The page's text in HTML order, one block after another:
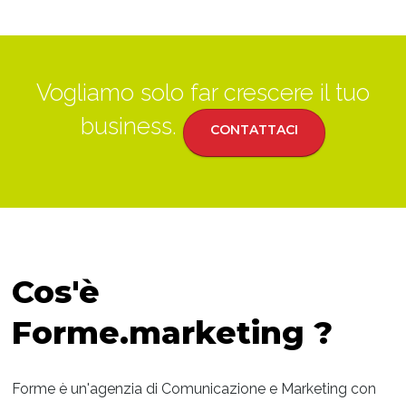
Vogliamo solo far crescere il tuo
business.
CONTATTACI
Cos'è
Forme.marketing ?
Forme è un'agenzia di Comunicazione e Marketing con